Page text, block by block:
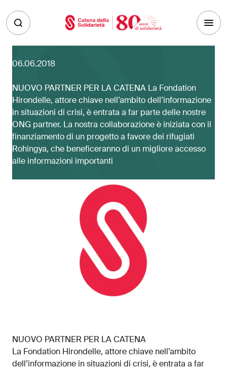
06.06.2018
NUOVO PARTNER PER LA CATENA La Fondation
Hirondelle, attore chiave nell’ambito dell’informazione
in situazioni di crisi, è entrata a far parte delle nostre
ONG partner. La nostra collaborazione è iniziata con il
finanziamento di un progetto a favore dei rifugiati
Rohingya, che beneficeranno di un migliore accesso
alle informazioni importanti
NUOVO PARTNER PER LA CATENA
La Fondation Hirondelle, attore chiave nell’ambito
dell’informazione in situazioni di crisi, è entrata a far